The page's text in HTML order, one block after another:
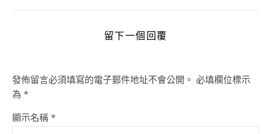
留下一個回覆
發佈留言必須填寫的電子郵件地址不會公開。 必填欄位標示
為 *
顯示名稱 *